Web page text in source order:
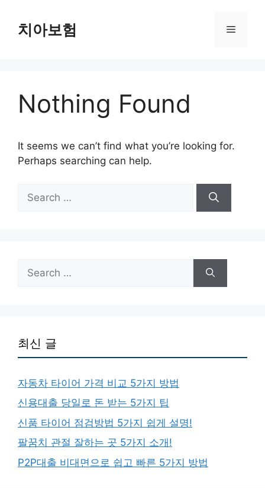
content치아보험 Menu
Nothing Found
It seems we can’t find what you’re looking for.
Perhaps searching can help.
for:
for:
최신 글
자동차 타이어 가격 비교 5가지 방법
신용대출 당일로 돈 받는 5가지 팁
신품 타이어 점검방법 5가지 쉽게 설명!
팔꿈치 관절 잘하는 곳 5가지 소개!
P2P대출 비대면으로 쉽고 빠른 5가지 방법